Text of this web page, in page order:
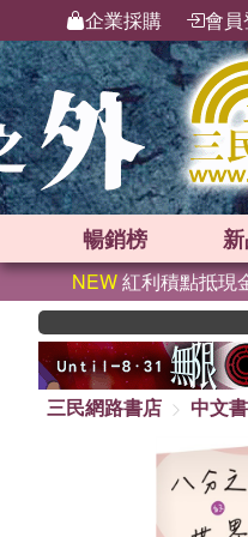
企業採購 會員
暢銷榜
NEW紅利積點抵現
三民網路書店 中文書